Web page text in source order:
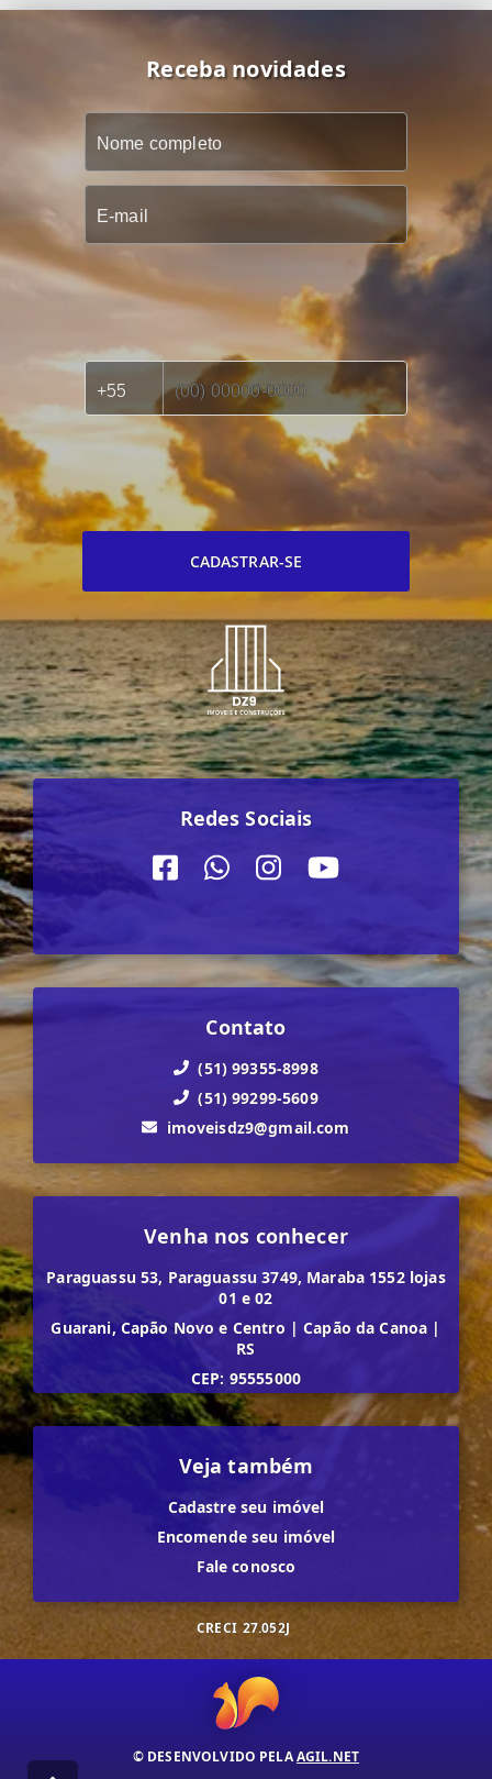
Receba novidades
CADASTRAR-SE
Redes Sociais
Contato
(51) 99355-8998
(51) 99299-5609
imoveisdz9@gmail.com
Venha nos conhecer
Paraguassu 53, Paraguassu 3749, Maraba 1552 lojas
01 e 02
Guarani, Capão Novo e Centro | Capão da Canoa |
RS
CEP: 95555000
Veja também
Cadastre seu imóvel
Encomende seu imóvel
Fale conosco
CRECI 27.052J
© DESENVOLVIDO PELAAGIL.NET